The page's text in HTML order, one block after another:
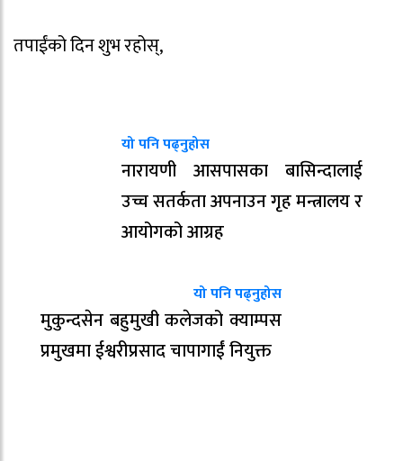
तपाईंको दिन शुभ रहोस्,
यो पनि पढ्नुहोस
नारायणी आसपासका बासिन्दालाई
उच्च सतर्कता अपनाउन गृह मन्त्रालय र
आयोगको आग्रह
यो पनि पढ्नुहोस
मुकुन्दसेन बहुमुखी कलेजको क्याम्पस
प्रमुखमा ईश्वरीप्रसाद चापागाईं नियुक्त